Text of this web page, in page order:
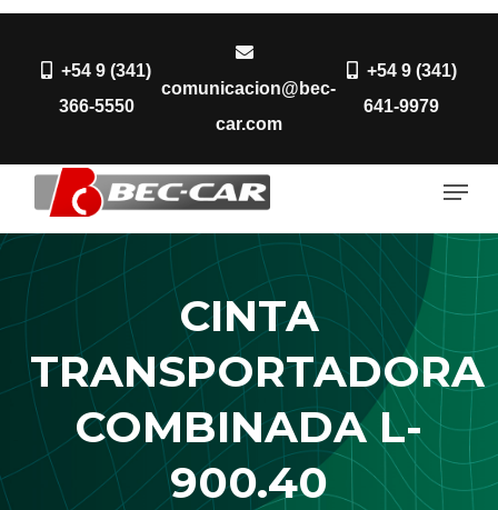
Skip
+54 9 (341)
366-5550
comunicacion@bec-
car.com
+54 9 (341)
641-9979
CINTA
TRANSPORTADORA
COMBINADA L-
900.40
Close